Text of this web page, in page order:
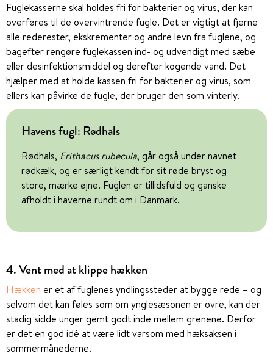
Fuglekasserne skal holdes fri for bakterier og virus, der kan
overføres til de overvintrende fugle. Det er vigtigt at fjerne
alle rederester, ekskrementer og andre levn fra fuglene, og
bagefter rengøre fuglekassen ind- og udvendigt med sæbe
eller desinfektionsmiddel og derefter kogende vand. Det
hjælper med at holde kassen fri for bakterier og virus, som
ellers kan påvirke de fugle, der bruger den som vinterly.
Havens fugl: Rødhals
Rødhals, Erithacus rubecula, går også under navnet
rødkælk, og er særligt kendt for sit røde bryst og
store, mærke øjne. Fuglen er tillidsfuld og ganske
afholdt i haverne rundt om i Danmark.
4. Vent med at klippe hækken
Hækken er et af fuglenes yndlingssteder at bygge rede – og
selvom det kan føles som om ynglesæsonen er ovre, kan der
stadig sidde unger gemt godt inde mellem grenene. Derfor
er det en god idé at være lidt varsom med hæksaksen i
sommermånederne.